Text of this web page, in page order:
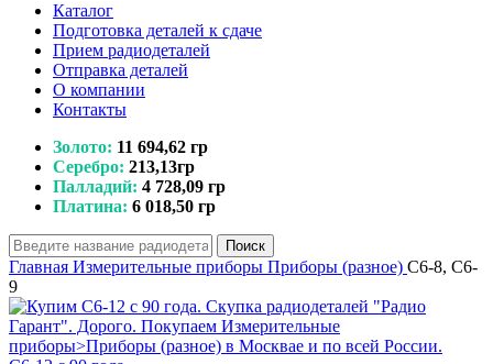
Каталог
Подготовка деталей к сдаче
Прием радиодеталей
Отправка деталей
О компании
Контакты
Золото: 11 694,62 гр
Серебро: 213,13гр
Палладий: 4 728,09 гр
Платина: 6 018,50 гр
Поиск
Главная Измерительные приборы Приборы (разное) C6-8, C6-
9